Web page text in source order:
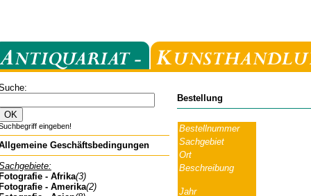
eingeben!
Geschäftsbedingungen
- Afrika(3)
- Amerika(2)
Bestellung
Bestellnummer
Sachgebiet
Ort
Beschreibung
Jahr